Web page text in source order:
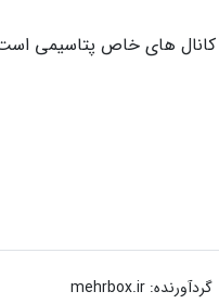
گردآورنده:mehrbox.ir